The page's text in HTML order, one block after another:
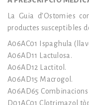
La Guia d’Ostomies
productes susceptibles
A06AC01 Ispaghula
A06AD11 Lactulosa.
A06AD12 Lactitol.
A06AD15 Macrogol.
A06AD65
D01AC01 Clotrimazol